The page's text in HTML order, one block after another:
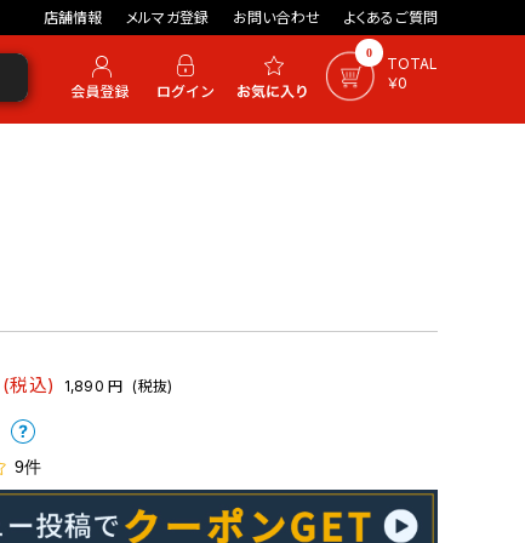
店舗情報 メルマガ登録 お問い合わせ よくあるご質問
0
TOTAL
￥0
(税込) 1,890 円 (税抜)
9件